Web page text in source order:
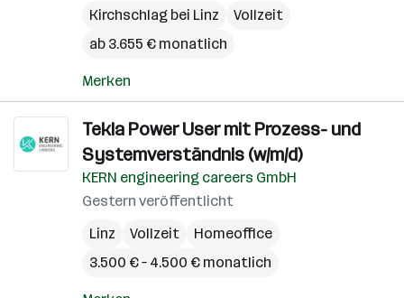
Kirchschlag bei Linz
Vollzeit
ab 3.655 € monatlich
Merken
Tekla Power User mit Prozess- und
Systemverständnis (w/m/d)
KERN engineering careers GmbH
Gestern veröffentlicht
Linz
Vollzeit
Homeoffice
3.500 € – 4.500 € monatlich